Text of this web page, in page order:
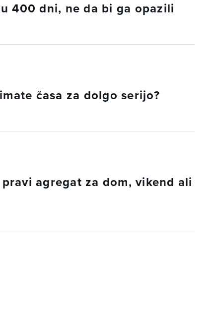
400 dni, ne da bi ga opazili
časa za dolgo serijo?
agregat za dom, vikend ali